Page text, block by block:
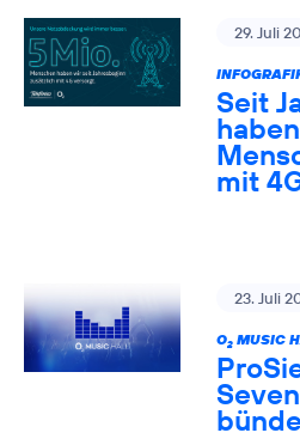
29. Juli
Seit
mit
23. Juli
O2MUSIC